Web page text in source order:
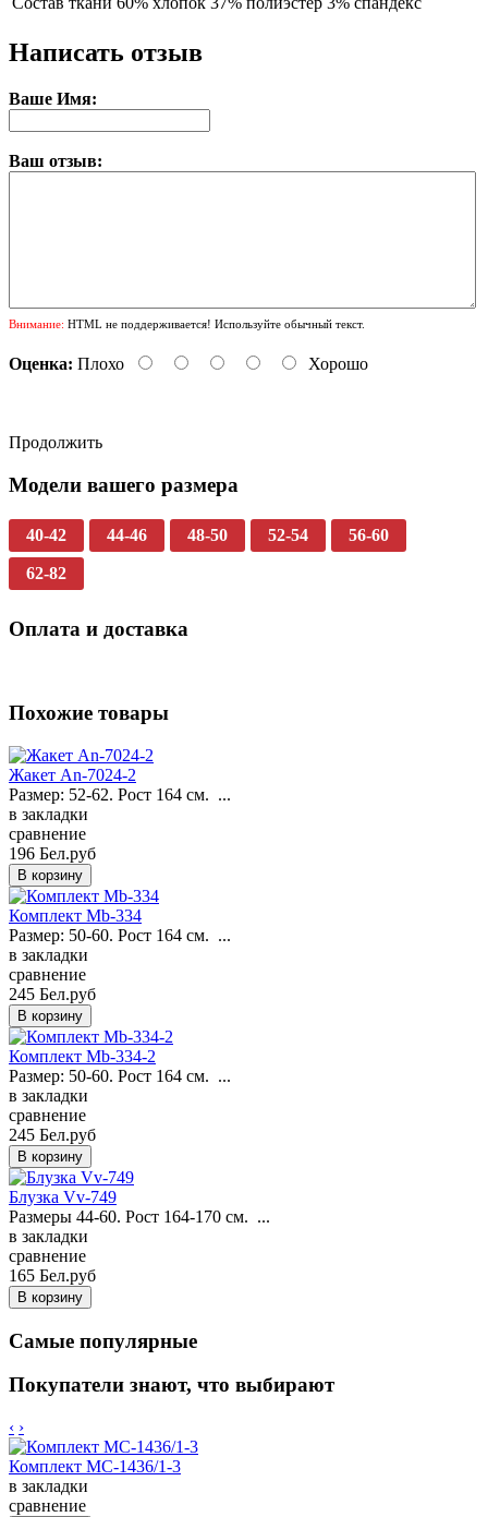
Написать отзыв
Ваше Имя:
Ваш отзыв:
Внимание: HTML не поддерживается! Используйте обычный текст.
Оценка: Плохо Хорошо
Продолжить
Модели вашего размера
40-42 44-46 48-50 52-54 56-60
62-82
Оплата и доставка
Похожие товары
Жакет An-7024-2
Размер: 52-62. Рост 164 см. ...
в закладки
сравнение
196 Бел.руб
Комплект Mb-334
Размер: 50-60. Рост 164 см. ...
в закладки
сравнение
245 Бел.руб
Комплект Mb-334-2
Размер: 50-60. Рост 164 см. ...
в закладки
сравнение
245 Бел.руб
Блузка Vv-749
Размеры 44-60. Рост 164-170 см. ...
в закладки
сравнение
165 Бел.руб
Самые популярные
Покупатели знают, что выбирают
‹ ›
Комплект MC-1436/1-3
в закладки
сравнение